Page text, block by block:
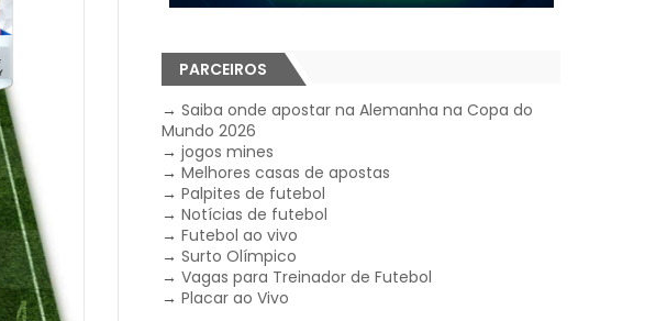
PARCEIROS
→Saiba onde apostar na Alemanha na Copa do
Mundo 2026
→jogos mines
→Melhores casas de apostas
→Palpites de futebol
→Notícias de futebol
→Futebol ao vivo
→Surto Olímpico
→Vagas para Treinador de Futebol
→Placar ao Vivo